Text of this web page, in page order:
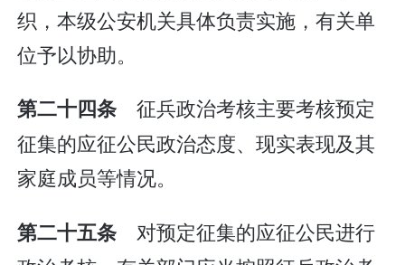
织，本级公安机关具体负责实施，有关单
位予以协助。
第二十四条 征兵政治考核主要考核预定
征集的应征公民政治态度、现实表现及其
家庭成员等情况。
第二十五条 对预定征集的应征公民进行